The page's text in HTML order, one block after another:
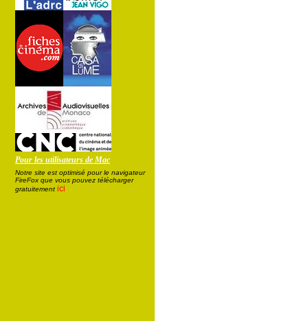
Pour les utilisateurs de Mac
Notre site est optimisé pour le navigateur
FireFox que vous pouvez télécharger
gratuitement ici